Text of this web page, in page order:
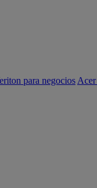
para negocios